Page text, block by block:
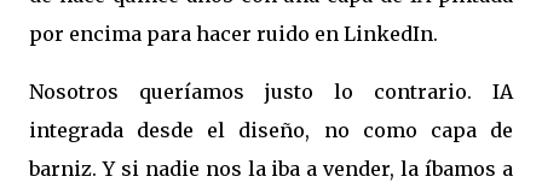
por encima para hacer ruido en LinkedIn.
Nosotros queríamos justo lo contrario. IA
integrada desde el diseño, no como capa de
barniz. Y si nadie nos la iba a vender, la íbamos a